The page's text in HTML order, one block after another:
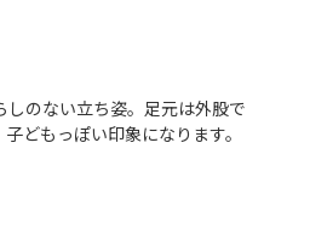
しのない立ち姿。足元は外股で
どもっぽい印象になります。